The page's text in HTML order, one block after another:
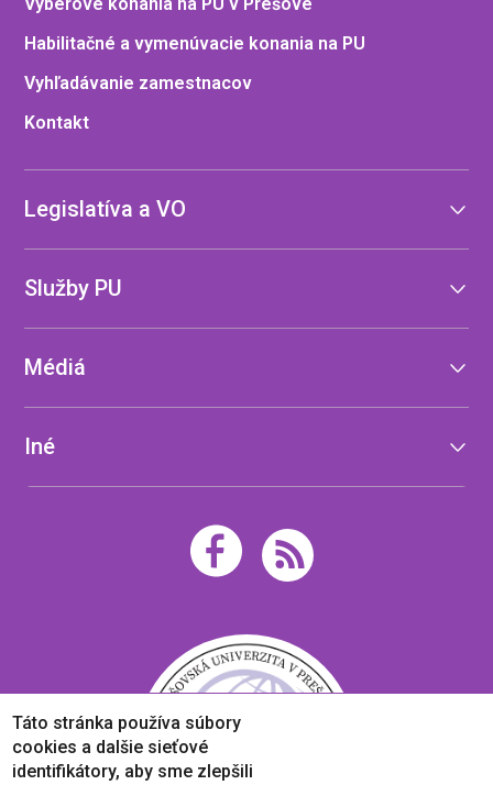
Habilitačné a vymenúvacie konania na PU
Vyhľadávanie zamestnacov
Kontakt
Legislatíva a VO
Služby PU
Médiá
Iné
Táto stránka používa súbory
cookies a dalšie sieťové
identifikátory, aby sme zlepšili